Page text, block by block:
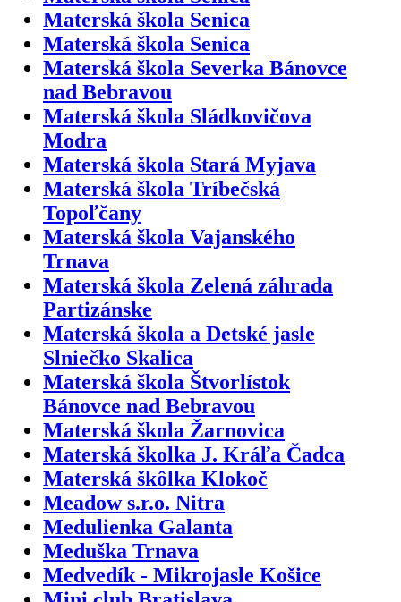
Materská škola Senica
Materská škola Senica
Materská škola Severka Bánovce
nad Bebravou
Materská škola Sládkovičova
Modra
Materská škola Stará Myjava
Materská škola Tríbečská
Topoľčany
Materská škola Vajanského
Trnava
Materská škola Zelená záhrada
Partizánske
Materská škola a Detské jasle
Slniečko Skalica
Materská škola Štvorlístok
Bánovce nad Bebravou
Materská škola Žarnovica
Materská školka J. Kráľa Čadca
Materská škôlka Klokoč
Meadow s.r.o. Nitra
Medulienka Galanta
Meduška Trnava
Medvedík - Mikrojasle Košice